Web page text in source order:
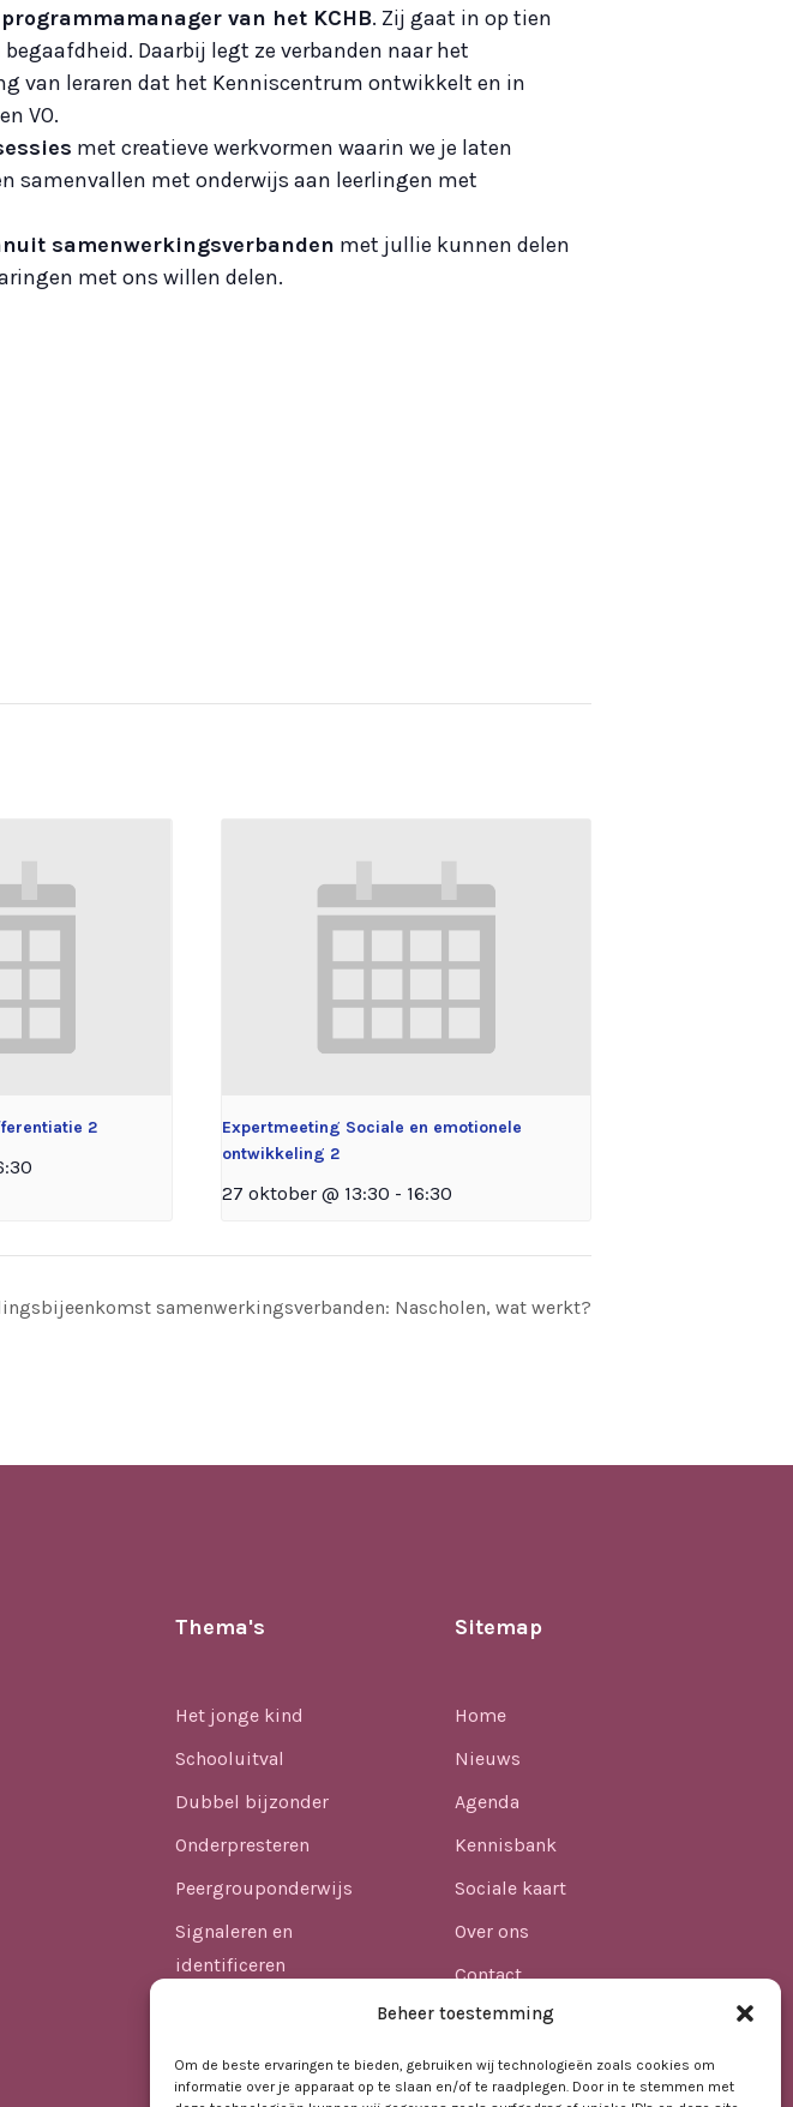
Beheer toestemming
Om de beste ervaringen te bieden, gebruiken wij technologieën zoals cookies om
informatie over je apparaat op te slaan en/of te raadplegen. Door in te stemmen met
van het KCHB. Zij gaat in op tien
Daarbij legt ze verbanden naar het
van leraren dat het Kenniscentrum ontwikkelt en in
VO.
met creatieve werkvormen waarin we je laten
samenvallen met onderwijs aan leerlingen met
samenwerkingsverbanden met jullie kunnen delen
met ons willen delen.
2
Expertmeeting Sociale en emotionele
ontwikkeling 2
27 oktober @ 13:30 - 16:30
samenwerkingsverbanden: Nascholen, wat werkt?
Thema's
Het jonge kind
Schooluitval
Dubbel bijzonder
Onderpresteren
Peergrouponderwijs
Signaleren en
identificeren
Hoogbegaafdheid in het
Sitemap
Home
Nieuws
Agenda
Kennisbank
Sociale kaart
Over ons
Contact